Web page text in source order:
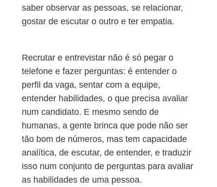
saber observar as pessoas, se relacionar,
gostar de escutar o outro e ter empatia.
Recrutar e entrevistar não é só pegar o
telefone e fazer perguntas: é entender o
perfil da vaga, sentar com a equipe,
entender habilidades, o que precisa avaliar
num candidato. E mesmo sendo de
humanas, a gente brinca que pode não ser
tão bom de números, mas tem capacidade
analítica, de escutar, de entender, e traduzir
isso num conjunto de perguntas para avaliar
as habilidades de uma pessoa.